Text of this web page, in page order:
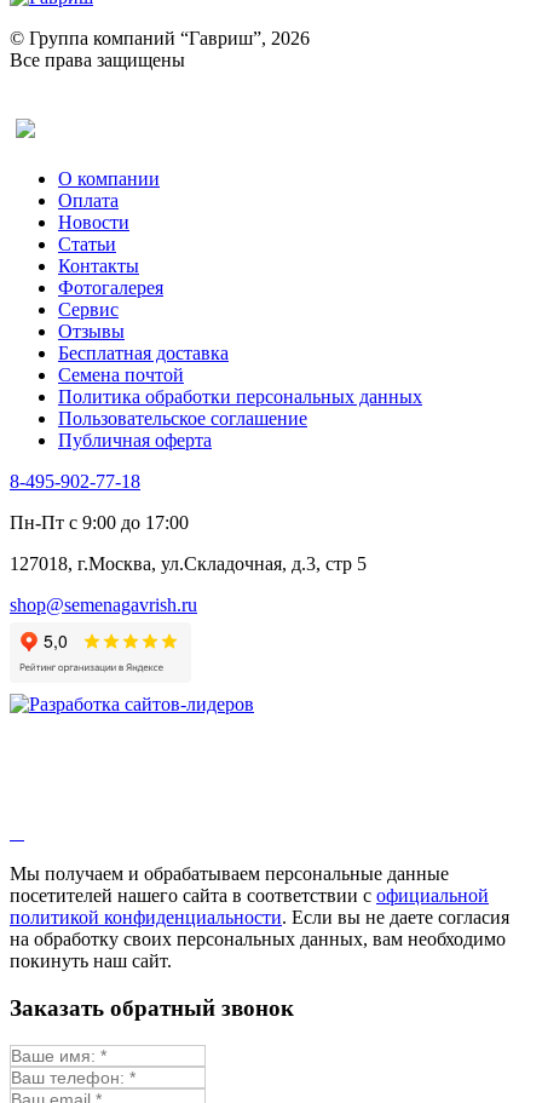
Ревень
Рукола
Рута
Тмин
Трава для чая
Туласи
Укроп
Фенхель пряный
Хризантема овощная
Цикорий пряный
Цикорий салатный (Витлуф)
Черемша
Шпинат
Щавель
Эндивий
Эстрагон
Алтей
Анис
Бессмертник
Валериана
Валерианелла
Гибискус лекарственный
Девясил
Душица
Змееголовник
Мыльнянка
Мята
Овсяный корень
Огуречная трава
Пустырник
Репешок
Синюха
© Группа компаний “Гавриш”, 2026
Все права защищены
О компании
Оплата
Новости
Статьи
Контакты
Фотогалерея​
Сервис
Отзывы
Бесплатная доставка
Семена почтой
Политика обработки персональных данных
Пользовательское соглашение
Публичная оферта
8-495-902-77-18
Пн-Пт с 9:00 до 17:00
127018, г.Москва, ул.Складочная, д.3, стр 5
shop@semenagavrish.ru
Мы получаем и обрабатываем персональные данные
посетителей нашего сайта в соответствии с официальной
политикой конфиденциальности. Если вы не даете согласия
на обработку своих персональных данных, вам необходимо
покинуть наш сайт.
Заказать обратный звонок